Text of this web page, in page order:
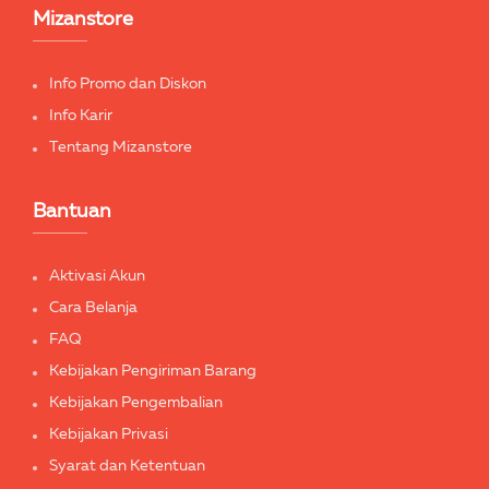
Mizanstore
Info Promo dan Diskon
Info Karir
Tentang Mizanstore
Bantuan
Aktivasi Akun
Cara Belanja
FAQ
Kebijakan Pengiriman Barang
Kebijakan Pengembalian
Kebijakan Privasi
Syarat dan Ketentuan